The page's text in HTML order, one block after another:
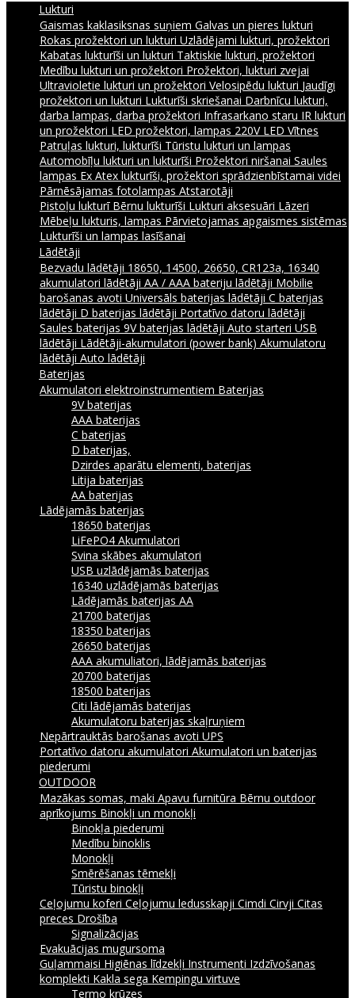
Lukturi
Gaismas kaklasiksnas suņiem Galvas un pieres lukturi
Rokas prožektori un lukturi Uzlādējami lukturi, prožektori
Kabatas lukturīši un lukturi Taktiskie lukturi, prožektori
Medību lukturi un prožektori Prožektori, lukturi zvejai
Ultravioletie lukturi un prožektori Velosipēdu lukturi Jaudīgi
prožektori un lukturi Lukturīši skriešanai Darbnīcu lukturi,
darba lampas, darba prožektori Infrasarkano staru IR lukturi
un prožektori LED prožektori, lampas 220V LED Vītnes
Patruļas lukturi, lukturīši Tūristu lukturi un lampas
Automobīļu lukturi un lukturīši Prožektori niršanai Saules
lampas Ex Atex lukturīši, prožektori sprādzienbīstamai videi
Pārnēsājamas fotolampas Atstarotāji
Pistoļu lukturī Bērnu lukturīši Lukturi aksesuāri Lāzeri
Mēbeļu lukturis, lampas Pārvietojamas apgaismes sistēmas
Lukturīši un lampas lasīšanai
Lādētāji
Bezvadu lādētāji 18650, 14500, 26650, CR123a, 16340
akumulatori lādētāji AA / AAA bateriju lādētāji Mobilie
barošanas avoti Universāls baterijas lādētāji C baterijas
lādētāji D baterijas lādētāji Portatīvo datoru lādētāji
Saules baterijas 9V baterijas lādētāji Auto starteri USB
lādētāji Lādētāji-akumulatori (power bank) Akumulatoru
lādētāji Auto lādētāji
Baterijas
Akumulatori elektroinstrumentiem Baterijas
9V baterijas
AAA baterijas
C baterijas
D baterijas,
Dzirdes aparātu elementi, baterijas
Litija baterijas
AA baterijas
Lādējamās baterijas
18650 baterijas
LiFePO4 Akumulatori
Svina skābes akumulatori
USB uzlādējamās baterijas
16340 uzlādējamās baterijas
Lādējamās baterijas AA
21700 baterijas
18350 baterijas
26650 baterijas
AAA akumuliatori, lādējamās baterijas
20700 baterijas
18500 baterijas
Citi lādējamās baterijas
Akumulatoru baterijas skaļruņiem
Nepārtrauktās barošanas avoti UPS
Portatīvo datoru akumulatori Akumulatori un baterijas
piederumi
OUTDOOR
Mazākas somas, maki Apavu furnitūra Bērnu outdoor
aprīkojums Binokļi un monokļi
Binokļa piederumi
Medību binoklis
Monokļi
Smērēšanas tēmekļi
Tūristu binokļi
Ceļojumu koferi Ceļojumu ledusskapji Cimdi Cirvji Citas
preces Drošība
Signalizācijas
Evakuācijas mugursoma
Guļammaisi Higiēnas līdzekļi Instrumenti Izdzīvošanas
komplekti Kakla sega Kempingu virtuve
Termo krūzes